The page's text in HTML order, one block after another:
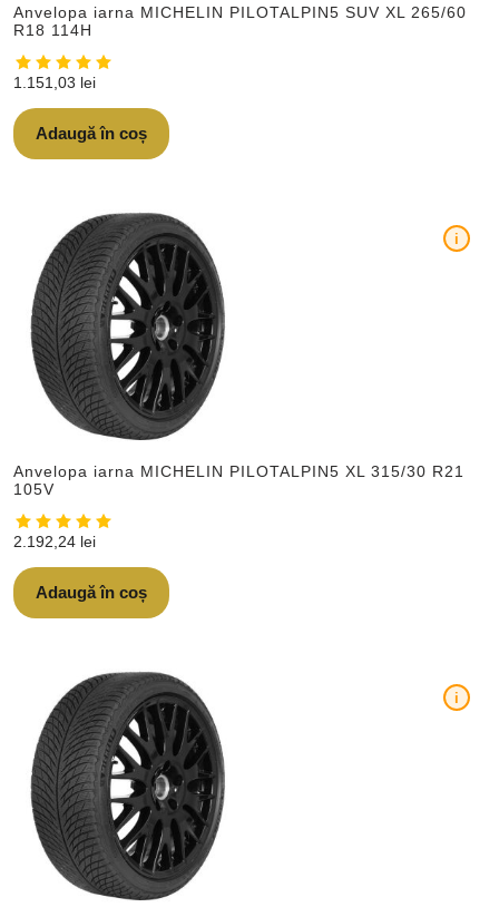
Anvelopa iarna MICHELIN PILOTALPIN5 SUV XL 265/60
R18 114H
1.151,03 lei
Adaugă în coș
Anvelopa iarna MICHELIN PILOTALPIN5 XL 315/30 R21
105V
i
2.192,24 lei
Adaugă în coș
i